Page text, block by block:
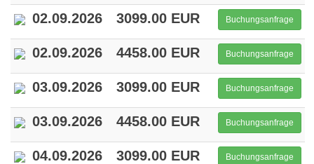
02.09.2026 3099.00 EUR Buchungsanfrage
02.09.2026 4458.00 EUR Buchungsanfrage
03.09.2026 3099.00 EUR Buchungsanfrage
03.09.2026 4458.00 EUR Buchungsanfrage
04.09.2026 3099.00 EUR Buchungsanfrage